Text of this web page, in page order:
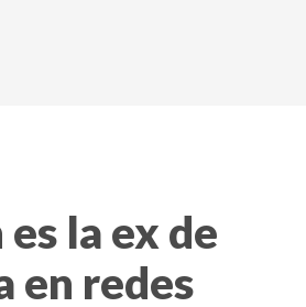
la ex de
en redes